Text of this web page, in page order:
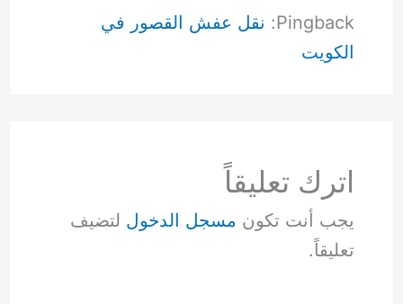
Pingback:
نقل عفش القصور في
الكويت
اترك تعليقاً
يجب أنت تكون مسجل الدخول لتضيف
تعليقاً.